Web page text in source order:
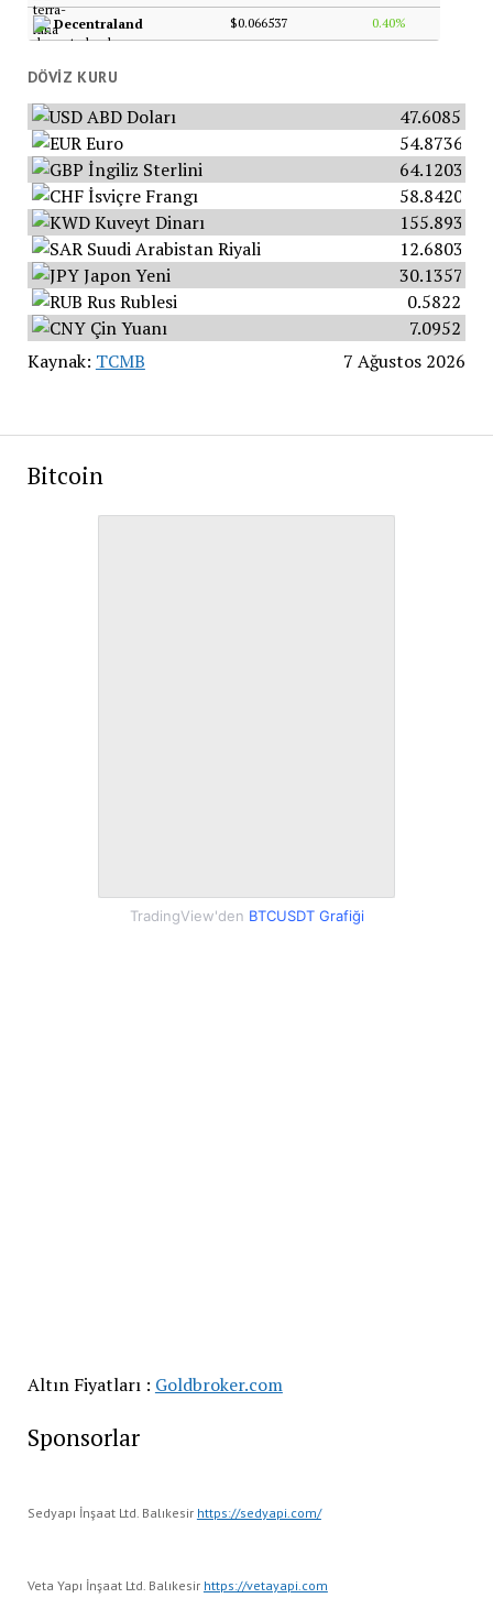
Decentraland $0.066537 0.40%
DÖVIZ KURU
ABD Doları
47.6085
Euro
54.8736
İngiliz Sterlini
64.1203
İsviçre Frangı
58.8420
Kuveyt Dinarı
155.8934
Suudi Arabistan Riyali
12.6803
Japon Yeni
30.1357
Rus Rublesi
0.5822
Çin Yuanı
7.0952
Kaynak: TCMB 7 Ağustos 2026
Bitcoin
TradingView'den BTCUSDT Grafiği
Altın Fiyatları : Goldbroker.com
Sponsorlar
Sedyapı İnşaat Ltd. Balıkesir https://sedyapi.com/
Veta Yapı İnşaat Ltd. Balıkesir https://vetayapi.com